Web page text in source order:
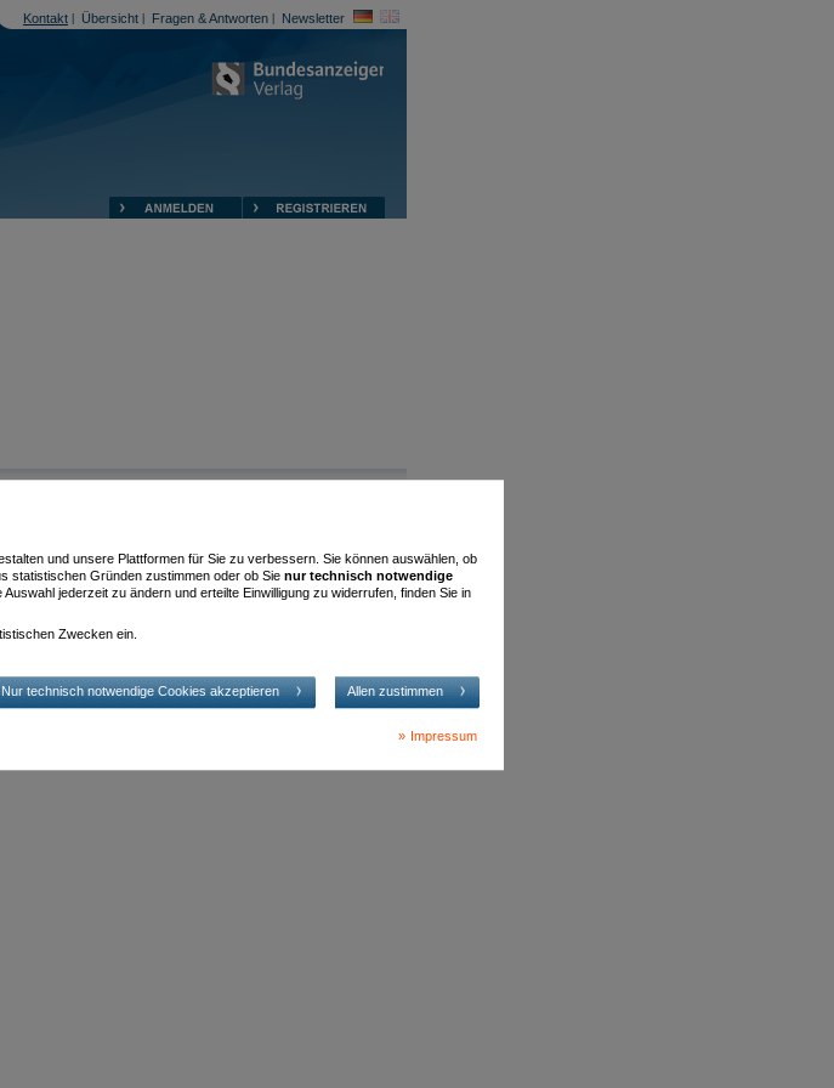
Kontakt Übersicht Fragen & Antworten Newsletter
und unsere Plattformen für Sie zu verbessern. Sie können auswählen, ob
statistischen Gründen zustimmen oder ob Sie nur technisch notwendige
jederzeit zu ändern und erteilte Einwilligung zu widerrufen, finden Sie in
Zwecken ein.
Nur technisch notwendige Cookies akzeptieren Allen zustimmen
Impressum